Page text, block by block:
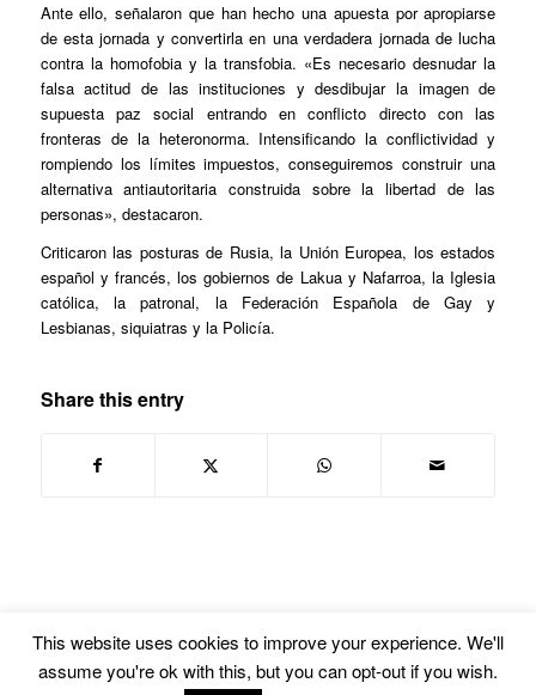
Ante ello, señalaron que han hecho una apuesta por apropiarse
de esta jornada y convertirla en una verdadera jornada de lucha
contra la homofobia y la transfobia. «Es necesario desnudar la
falsa actitud de las instituciones y desdibujar la imagen de
supuesta paz social entrando en conflicto directo con las
fronteras de la heteronorma. Intensificando la conflictividad y
rompiendo los límites impuestos, conseguiremos construir una
alternativa antiautoritaria construida sobre la libertad de las
personas», destacaron.
Criticaron las posturas de Rusia, la Unión Europea, los estados
español y francés, los gobiernos de Lakua y Nafarroa, la Iglesia
católica, la patronal, la Federación Española de Gay y
Lesbianas, siquiatras y la Policía.
Share this entry
© Copyright -Euskal Herriko Gay-Les Askapen Mugimendua- powered by
This website uses cookies to improve your experience. We'll
assume you're ok with this, but you can opt-out if you wish.